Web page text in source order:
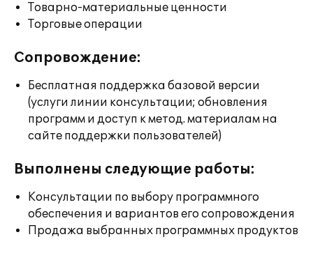
Товарно-материальные ценности
Торговые операции
Сопровождение:
Бесплатная поддержка базовой версии
(услуги линии консультации; обновления
программ и доступ к метод. материалам на
сайте поддержки пользователей)
Выполнены следующие работы:
Консультации по выбору программного
обеспечения и вариантов его сопровождения
Продажа выбранных программных продуктов